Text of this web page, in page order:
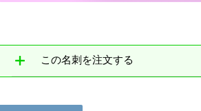
この名刺を注文する